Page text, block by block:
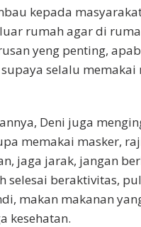
kepada
rumah agar di
yeng penting,
selalu memakai
Deni juga
memakai masker,
jaga jarak, jangan
selesai beraktivitas,
makan makanan
kesehatan.